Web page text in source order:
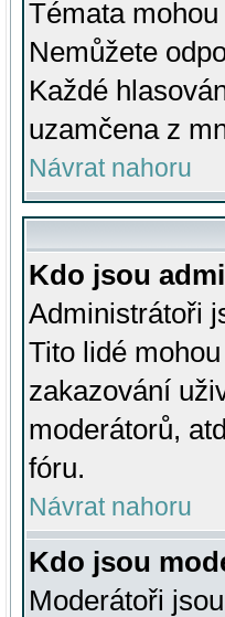
Témata
Nemůžete
Každé
uzamčena z
Návrat nahoru
Kdo jsou
Administrátoři
Tito lidé
zakazování
moderátorů,
fóru.
Návrat nahoru
Kdo jsou
Moderátoři